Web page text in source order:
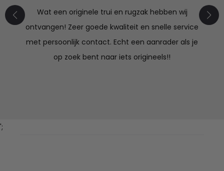
Wat een originele trui en rugzak hebben wij
ontvangen! Zeer goede kwaliteit en snelle service
met persoonlijk contact. Echt een aanrader als je
op zoek bent naar iets origineels!!
';